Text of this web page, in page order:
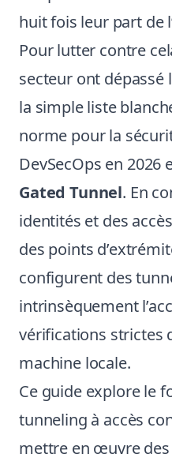
huit fois leur part de
Pour lutter contre
secteur ont dépassé
la simple liste
norme pour la
DevSecOps en 2026
Gated Tunnel. En
identités et des
des points
configurent des
intrinsèquement
vérifications strictes
machine locale.
Ce guide explore le
tunneling à accès
mettre en œuvre